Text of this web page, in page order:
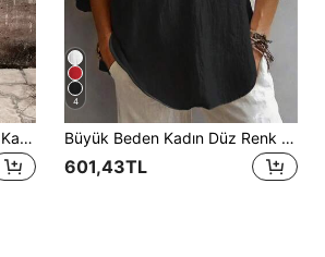
EMERY ROSE Büyük Beden Kadın Günlük Bol Kesim Dokulu Sarı Çift Katmanlı Kollu Geniş Kesim Gömlek
4
Büyük Beden Kadın Düz Renk Düğme Tasarımlı Yarı Açık Ön Gömlek, Günlük Kullanım İçin Rahat, Siyah
601,43TL